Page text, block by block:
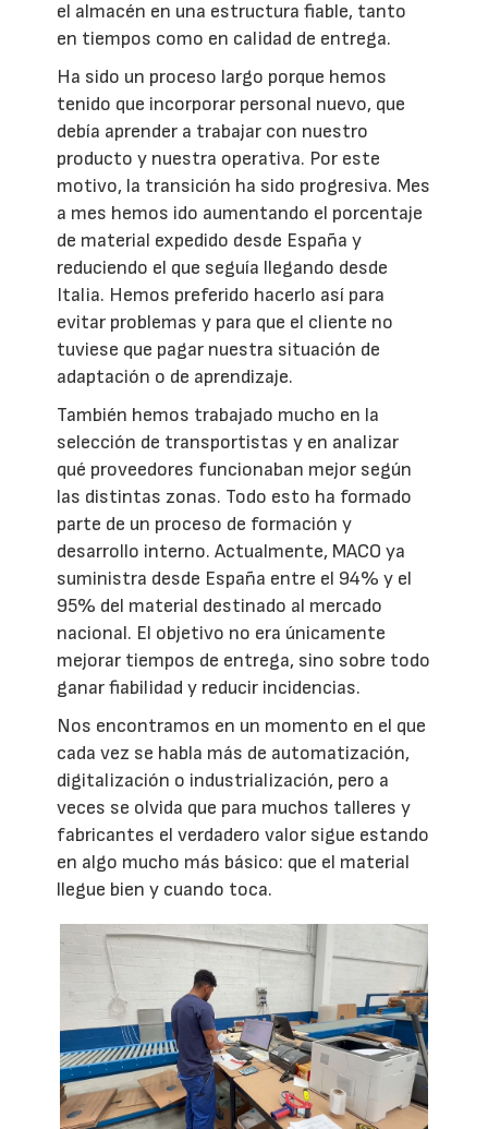
el almacén en una estructura fiable, tanto
en tiempos como en calidad de entrega.
Ha sido un proceso largo porque hemos
tenido que incorporar personal nuevo, que
debía aprender a trabajar con nuestro
producto y nuestra operativa. Por este
motivo, la transición ha sido progresiva. Mes
a mes hemos ido aumentando el porcentaje
de material expedido desde España y
reduciendo el que seguía llegando desde
Italia. Hemos preferido hacerlo así para
evitar problemas y para que el cliente no
tuviese que pagar nuestra situación de
adaptación o de aprendizaje.
También hemos trabajado mucho en la
selección de transportistas y en analizar
qué proveedores funcionaban mejor según
las distintas zonas. Todo esto ha formado
parte de un proceso de formación y
desarrollo interno. Actualmente, MACO ya
suministra desde España entre el 94% y el
95% del material destinado al mercado
nacional. El objetivo no era únicamente
mejorar tiempos de entrega, sino sobre todo
ganar fiabilidad y reducir incidencias.
Nos encontramos en un momento en el que
cada vez se habla más de automatización,
digitalización o industrialización, pero a
veces se olvida que para muchos talleres y
fabricantes el verdadero valor sigue estando
en algo mucho más básico: que el material
llegue bien y cuando toca.